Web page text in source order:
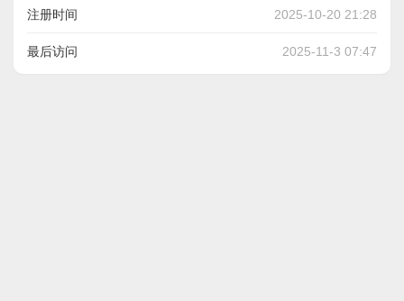
注册时间 2025-10-20 21:28
最后访问 2025-11-3 07:47